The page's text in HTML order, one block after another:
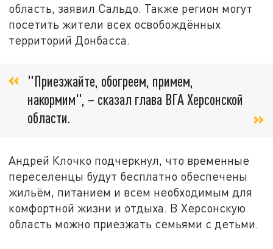
область, заявил Сальдо. Также регион могут
посетить жители всех освобождённых
территорий Донбасса.
"Приезжайте, обогреем, примем,
накормим", – сказал глава ВГА Херсонской
области.
Андрей Клочко подчеркнул, что временные
переселенцы будут бесплатно обеспечены
жильём, питанием и всем необходимым для
комфортной жизни и отдыха. В Херсонскую
область можно приезжать семьями с детьми.